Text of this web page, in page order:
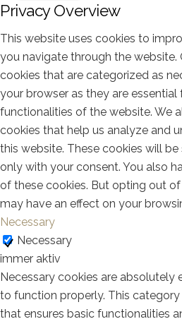
Privacy Overview
This website uses cookies to
you navigate through the website.
cookies that are categorized as
your browser as they are
functionalities of the website. We
cookies that help us analyze and
this website. These cookies will
only with your consent. You also
of these cookies. But opting out
may have an effect on your
Necessary
Necessary
immer aktiv
Necessary cookies are absolutely
to function properly. This
that ensures basic functionalities